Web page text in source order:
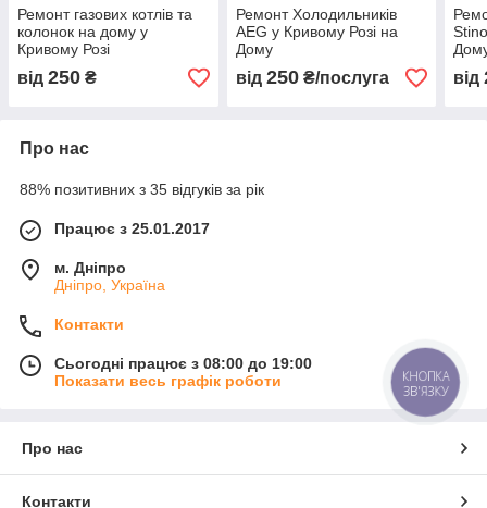
Ремонт газових котлів та
колонок на дому у
Кривому Розі
від 250 ₴
Ремонт Холодильників
AEG у Кривому Розі на
Дому
від 250₴/послуга від
Про нас
88% позитивних з 35 відгуків за рік
Працює з 25.01.2017
м. Дніпро
Дніпро, Україна
Контакти
Сьогодні працює з 08:00 до 19:00
Показати весь графік роботи
Про нас
Контакти
КНОПКА
ЗВ'ЯЗКУ